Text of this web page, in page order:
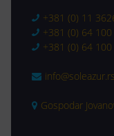
+381 (0) 11
+381 (0) 64
+381 (0) 64
info@soleazur.rs
Gospodar